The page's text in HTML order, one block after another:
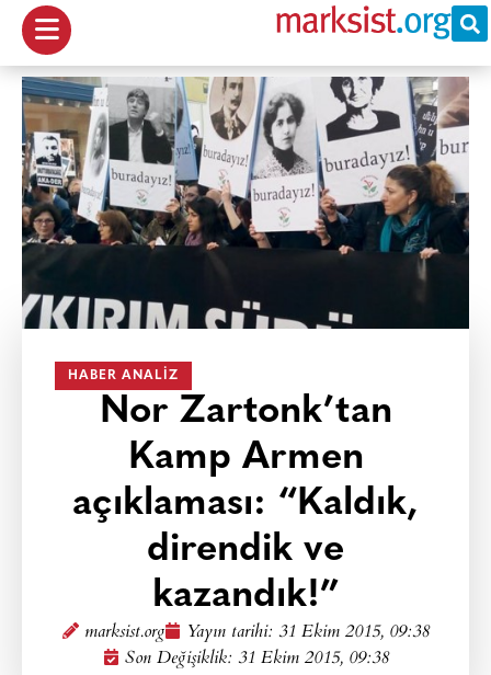
HABER ANALIZ
Nor Zartonk’tan
Kamp Armen
açıklaması: “Kaldık,
direndik ve
kazandık!”
marksist.org Yayın tarihi: 31 Ekim 2015, 09:38
Son Değişiklik: 31 Ekim 2015, 09:38